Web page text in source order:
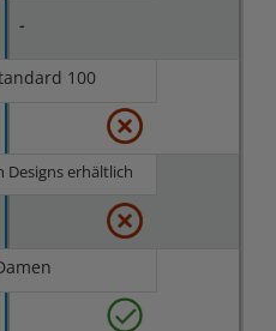
-
100
Designs erhältlich